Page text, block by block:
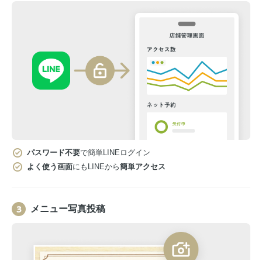
パスワード不要で簡単LINEログイン
よく使う画面にもLINEから簡単アクセス
メニュー写真投稿